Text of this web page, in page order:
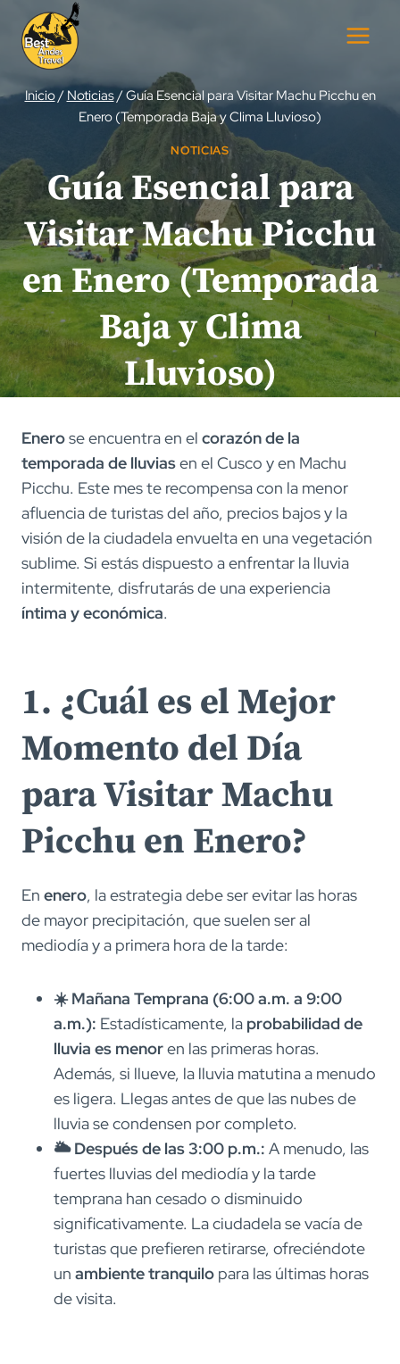
Saltar
contenido
Inicio/ Noticias/Guía Esencial para Visitar Machu Picchu en
Enero (Temporada Baja y Clima Lluvioso)
NOTICIAS
Guía Esencial para
Visitar Machu Picchu
en Enero (Temporada
Baja y Clima
Lluvioso)
Enerose encuentra en el corazón de la
temporada de lluviasen el Cusco y en Machu
Picchu. Este mes te recompensa con la menor
afluencia de turistas del año, precios bajos y la
visión de la ciudadela envuelta en una vegetación
sublime. Si estás dispuesto a enfrentar la lluvia
intermitente, disfrutarás de una experiencia
íntima y económica.
1. ¿Cuál es el Mejor
Momento del Día
para Visitar Machu
Picchu en Enero?
En enero, la estrategia debe ser evitar las horas
de mayor precipitación, que suelen ser al
mediodía y a primera hora de la tarde:
☀️ Mañana Temprana (6:00 a.m. a 9:00
a.m.): Estadísticamente, la probabilidad de
lluvia es menoren las primeras horas.
Además, si llueve, la lluvia matutina a menudo
es ligera. Llegas antes de que las nubes de
lluvia se condensen por completo.
🌥️ Después de las 3:00 p.m.: A menudo, las
fuertes lluvias del mediodía y la tarde
temprana han cesado o disminuido
significativamente. La ciudadela se vacía de
turistas que prefieren retirarse, ofreciéndote
un ambiente tranquilo para las últimas horas
de visita.